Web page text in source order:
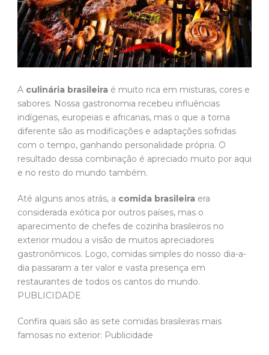
A culinária brasileira é muito rica em misturas, cores e
sabores. Nossa gastronomia recebeu influências
indígenas, europeias e africanas, mas o que a torna
diferente são as modificações e adaptações sofridas
com o tempo, ganhando personalidade própria. O
resultado dessa combinação é apreciado muito por aqui
e no resto do mundo também.
Até alguns anos atrás, a comida brasileira era
considerada exótica por outros países, mas o
aparecimento de chefes de cozinha brasileiros no
exterior mudou a visão de muitos apreciadores
gastronômicos. Logo, comidas simples do nosso dia-a-
dia passaram a ter valor e vasta presença em
restaurantes de todos os cantos do mundo.
PUBLICIDADE
Confira quais são as sete comidas brasileiras mais
famosas no exterior: Publicidade